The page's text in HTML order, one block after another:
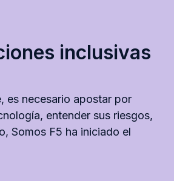
inclusivas
es necesario apostar por
entender sus riesgos,
Somos F5 ha iniciado el